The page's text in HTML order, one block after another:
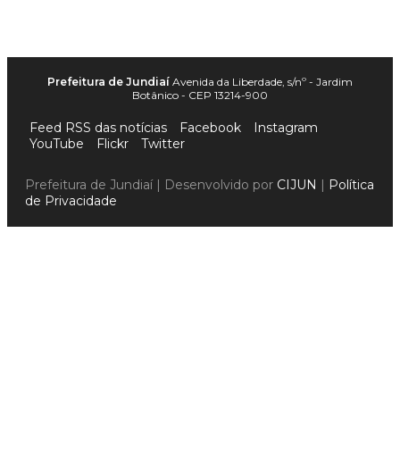
Prefeitura de Jundiaí Avenida da Liberdade, s/nº - Jardim
Botânico - CEP 13214-900
Feed RSS das notícias Facebook
Instagram
YouTube
Flickr Twitter
Prefeitura de Jundiaí | Desenvolvido por CIJUN | Política
de Privacidade